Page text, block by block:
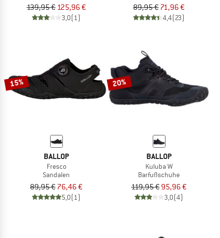
139,95 € 125,96 €
3,0(1)
89,95 € 71,96 €
4,4(23)
15%
BALLOP
Fresco
Sandalen
89,95 € 76,46 €
5,0(1)
20%
BALLOP
Kuluba W
Barfußschuhe
119,95 € 95,96 €
3,0(4)